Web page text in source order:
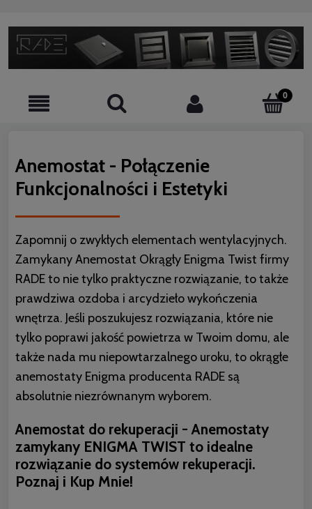
Anemostat - Połączenie
Funkcjonalności i Estetyki
Zapomnij o zwykłych elementach wentylacyjnych.
Zamykany Anemostat Okrągły Enigma Twist firmy
RADE to nie tylko praktyczne rozwiązanie, to także
prawdziwa ozdoba i arcydzieło wykończenia
wnętrza. Jeśli poszukujesz rozwiązania, które nie
tylko poprawi jakość powietrza w Twoim domu, ale
także nada mu niepowtarzalnego uroku, to okrągłe
anemostaty Enigma producenta RADE są
absolutnie niezrównanym wyborem.
Anemostat do rekuperacji - Anemostaty
zamykany ENIGMA TWIST to idealne
rozwiązanie do systemów rekuperacji.
Poznaj i Kup Mnie!